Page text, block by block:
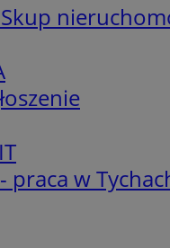
praca w